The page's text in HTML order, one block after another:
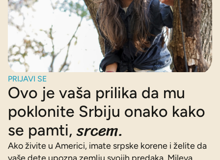
PRIJAVI SE
Ovo je vaša prilika da mu
poklonite Srbiju onako kako
se pamti,srcem.
Ako živite u Americi, imate srpske korene i želite da